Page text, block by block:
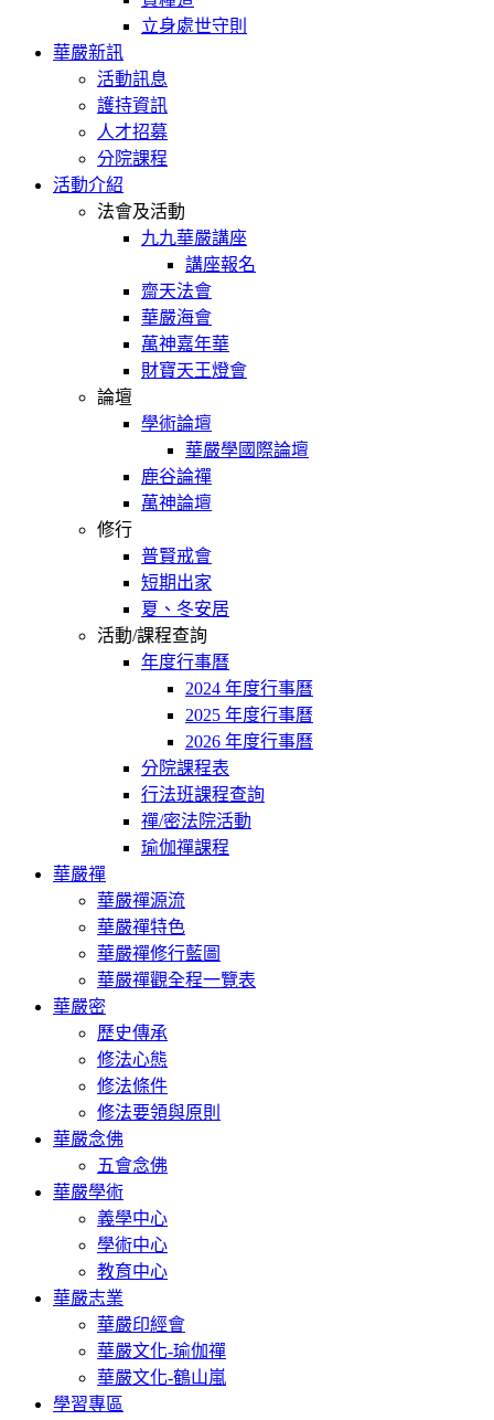
立身處世守則
華嚴新訊
活動訊息
護持資訊
人才招募
分院課程
活動介紹
法會及活動
九九華嚴講座
講座報名
齋天法會
華嚴海會
萬神嘉年華
財寶天王燈會
論壇
學術論壇
華嚴學國際論壇
鹿谷論禪
萬神論壇
修行
普賢戒會
短期出家
夏、冬安居
活動/課程查詢
年度行事曆
2024 年度行事曆
2025 年度行事曆
2026 年度行事曆
分院課程表
行法班課程查詢
禪/密法院活動
瑜伽禪課程
華嚴禪
華嚴禪源流
華嚴禪特色
華嚴禪修行藍圖
華嚴禪觀全程一覽表
華嚴密
歷史傳承
修法心態
修法條件
修法要領與原則
華嚴念佛
五會念佛
華嚴學術
義學中心
學術中心
教育中心
華嚴志業
華嚴印經會
華嚴文化-瑜伽禪
華嚴文化-鶴山嵐
學習專區